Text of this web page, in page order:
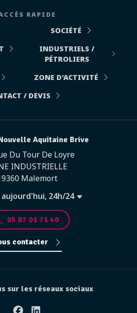
RAPIDE
SOCIÉTÉ
INDUSTRIELS /
PÉTROLIERS
ZONE D'ACTIVITÉ
/ DEVIS
Aquitaine Brive
Du Tour De Loyre
INDUSTRIELLE
Malemort
24h/24
05 87 01 71 40
contacter
sur les réseaux sociaux